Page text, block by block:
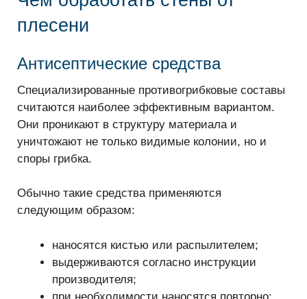
плесени
Антисептические средства
Специализированные противогрибковые составы
считаются наиболее эффективным вариантом.
Они проникают в структуру материала и
уничтожают не только видимые колонии, но и
споры грибка.
Обычно такие средства применяются
следующим образом:
наносятся кистью или распылителем;
выдерживаются согласно инструкции
производителя;